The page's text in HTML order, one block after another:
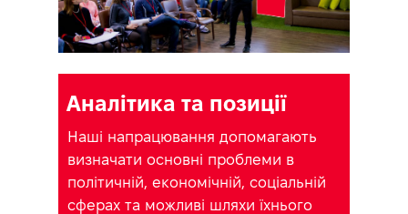
Аналітика та позиції
Наші напрацювання допомагають
визначати основні проблеми в
політичній, економічній, соціальній
сферах та можливі шляхи їхнього